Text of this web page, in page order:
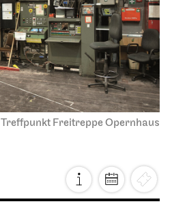
Treffpunkt Freitreppe Opernhaus